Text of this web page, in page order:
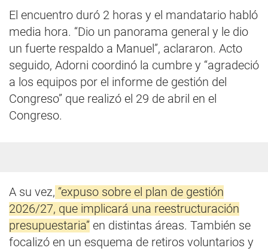
El encuentro duró 2 horas y el mandatario habló
media hora. “Dio un panorama general y le dio
un fuerte respaldo a Manuel”, aclararon. Acto
seguido, Adorni coordinó la cumbre y “agradeció
a los equipos por el informe de gestión del
Congreso” que realizó el 29 de abril en el
Congreso.
A su vez, “expuso sobre el plan de gestión
2026/27, que implicará una reestructuración
presupuestaria” en distintas áreas. También se
focalizó en un esquema de retiros voluntarios y